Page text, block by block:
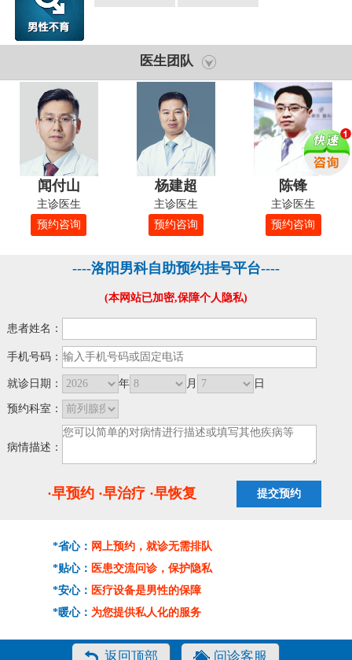
医生团队
闻付山
主诊医生
预约咨询
杨建超
主诊医生
预约咨询
陈锋
主诊医生
预约咨询
----洛阳男科自助预约挂号平台----
(本网站已加密,保障个人隐私)
患者姓名：
手机号码：
就诊日期： 年 月 日
预约科室：
病情描述：
·早预约 ·早治疗 ·早恢复
*省心： 网上预约，就诊无需排队
*贴心： 医患交流问诊，保护隐私
*安心： 医疗设备是男性的保障
*暖心： 为您提供私人化的服务
返回顶部 问诊客服